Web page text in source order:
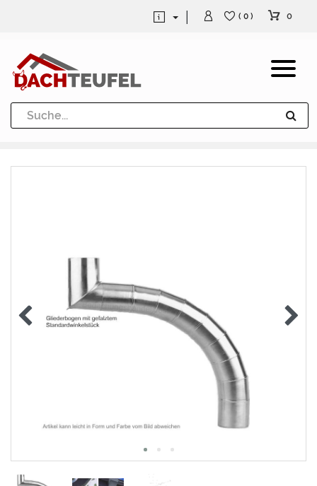
Dachrinne und Fallrohre
Werkzeuge und Löttechnik
( 0 ) 0